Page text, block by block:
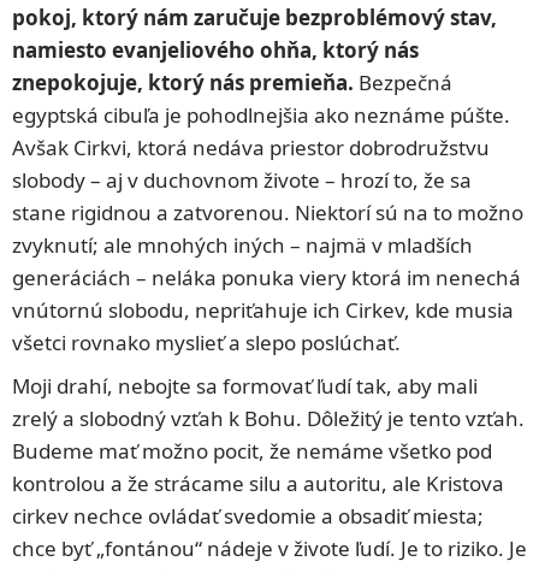
pokoj, ktorý nám zaručuje bezproblémový stav,
namiesto evanjeliového ohňa, ktorý nás
znepokojuje, ktorý nás premieňa. Bezpečná
egyptská cibuľa je pohodlnejšia ako neznáme púšte.
Avšak Cirkvi, ktorá nedáva priestor dobrodružstvu
slobody – aj v duchovnom živote – hrozí to, že sa
stane rigidnou a zatvorenou. Niektorí sú na to možno
zvyknutí; ale mnohých iných – najmä v mladších
generáciách – neláka ponuka viery ktorá im nenechá
vnútornú slobodu, nepriťahuje ich Cirkev, kde musia
všetci rovnako myslieť a slepo poslúchať.
Moji drahí, nebojte sa formovať ľudí tak, aby mali
zrelý a slobodný vzťah k Bohu. Dôležitý je tento vzťah.
Budeme mať možno pocit, že nemáme všetko pod
kontrolou a že strácame silu a autoritu, ale Kristova
cirkev nechce ovládať svedomie a obsadiť miesta;
chce byť „fontánou“ nádeje v živote ľudí. Je to riziko. Je